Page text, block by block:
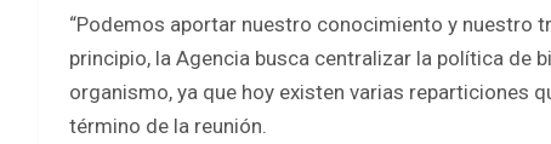
“Podemos aportar nuestro conocimiento y nuestro
principio, la Agencia busca centralizar la política de
organismo, ya que hoy existen varias reparticiones
término de la reunión.